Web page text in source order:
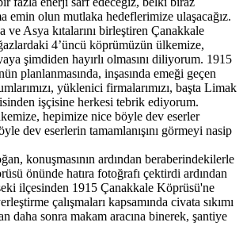
emin olun mutlaka hedeflerimize ulaşacağız.
Asya kıtalarını birleştiren Çanakkale
4’üncü köprümüzün ülkemize,
şimdiden hayırlı olmasını diliyorum. 1915
planlanmasında, inşasında emeği geçen
yüklenici firmalarımızı, başta Limak
işçisine herkesi tebrik ediyorum.
hepimize nice böyle dev eserler
dev eserlerin tamamlanışını görmeyi nasip
konuşmasının ardından beraberindekilerle
önünde hatıra fotoğrafı çektirdi ardından
ilçesinden 1915 Çanakkale Köprüsü'ne
çalışmaları kapsamında civata sıkımı
daha sonra makam aracına binerek, şantiye